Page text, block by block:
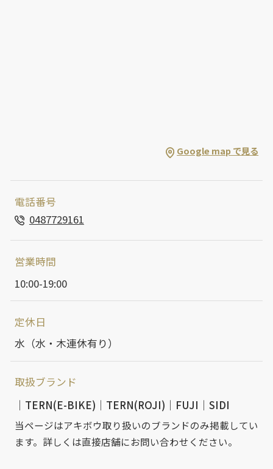
Google map で見る
電話番号
0487729161
営業時間
10:00-19:00
定休日
水（水・木連休有り）
取扱ブランド
TERN(E-BIKE)
TERN(ROJI) FUJI SIDI
当ページはアキボウ取り扱いのブランドのみ掲載してい
ます。詳しくは直接店舗にお問い合わせください。